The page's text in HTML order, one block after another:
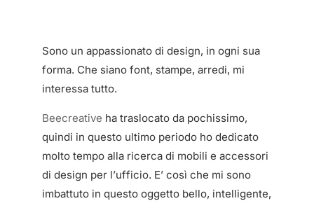
Sono un appassionato di design, in ogni sua
forma. Che siano font, stampe, arredi, mi
interessa tutto.
Beecreative ha traslocato da pochissimo,
quindi in questo ultimo periodo ho dedicato
molto tempo alla ricerca di mobili e accessori
di design per l’ufficio. E’ così che mi sono
imbattuto in questo oggetto bello, intelligente,